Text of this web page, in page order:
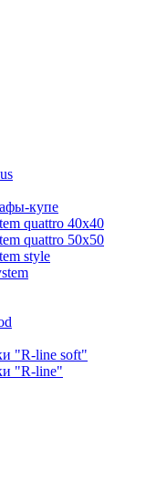
купе
quattro 40x40
quattro 50x50
style
"R-line soft"
"R-line"